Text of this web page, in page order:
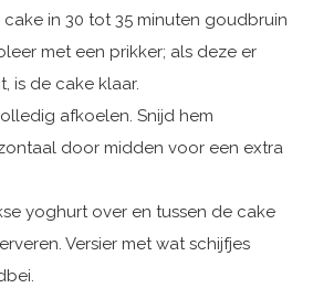
cake in 30 tot 35 minuten goudbruin
met een prikker; als deze er
is de cake klaar.
afkoelen. Snijd hem
door midden voor een extra
yoghurt over en tussen de cake
Versier met wat schijfjes